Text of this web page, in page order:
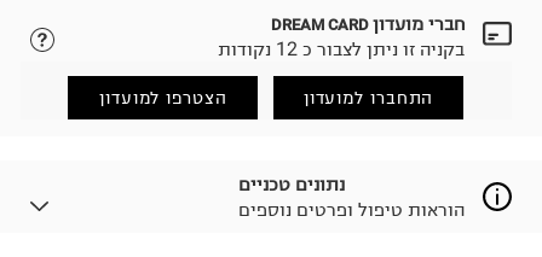
לבחירת בשיטת המשלוח המתאימה לכם,
הזמנתם והתחרטתם?
(במקום ב-19.9 ₪) לזמן מוגבל! חינם בהזמנות מעל 500 ₪.
למידע נא ללחוץ כאן
.
לפני החזרת החבילה, חשוב להדביק את מדבקת הגוביינא על
חברי מועדון DREAM CARD
בקניה זו ניתן לצבור כ 12 נקודות
התחברו למועדון הצטרפו למועדון
נתונים טכניים
הוראות טיפול ופרטים נוספים